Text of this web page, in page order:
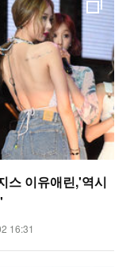
스 이유애린,'역시
16:31